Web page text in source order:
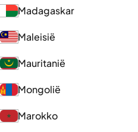
Madagaskar
Maleisië
Mauritanië
Mongolië
Marokko